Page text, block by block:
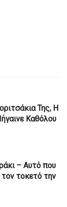
Της, Η
Καθόλου
– Αυτό που
τοκετό την